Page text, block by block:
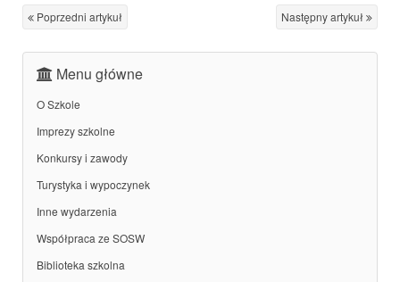
Poprzedni artykuł Następny artykuł
Menu główne
O Szkole
Imprezy szkolne
Konkursy i zawody
Turystyka i wypoczynek
Inne wydarzenia
Współpraca ze SOSW
Biblioteka szkolna